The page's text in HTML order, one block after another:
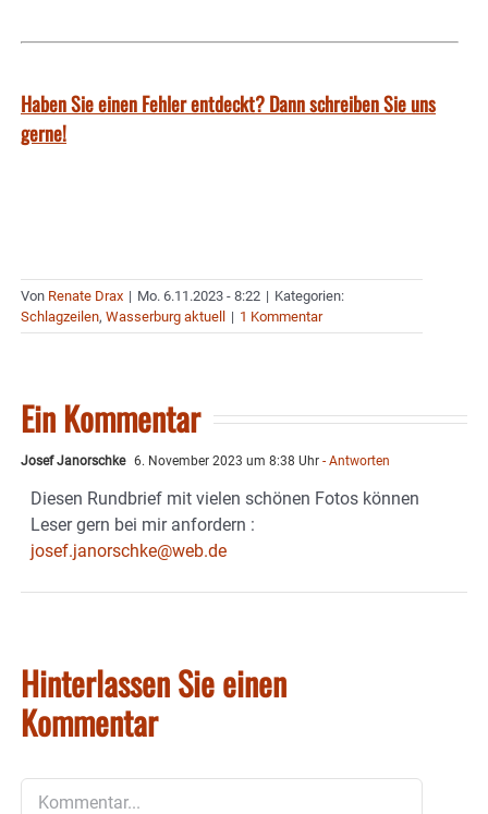
Haben Sie einen Fehler entdeckt? Dann schreiben Sie uns
gerne!
Von Renate Drax | Mo. 6.11.2023 - 8:22 | Kategorien:
Schlagzeilen, Wasserburg aktuell | 1 Kommentar
Ein Kommentar
Josef Janorschke 6. November 2023 um 8:38 Uhr - Antworten
Diesen Rundbrief mit vielen schönen Fotos können
Leser gern bei mir anfordern :
josef.janorschke@web.de
Hinterlassen Sie einen
Kommentar